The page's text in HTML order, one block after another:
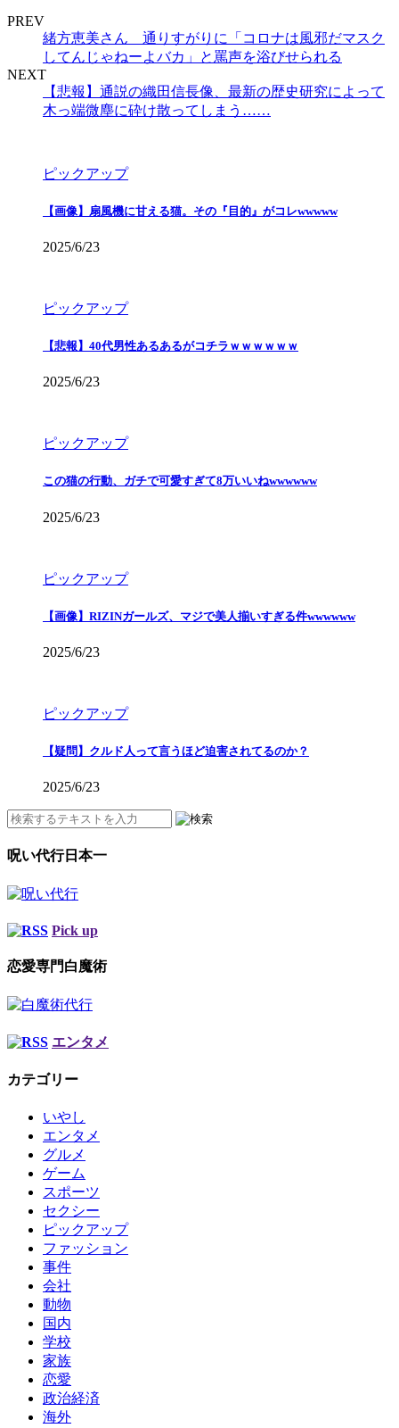
PREV
緒方恵美さん 通りすがりに「コロナは風邪だマスク
してんじゃねーよバカ」と罵声を浴びせられる
NEXT
【悲報】通説の織田信長像、最新の歴史研究によって
木っ端微塵に砕け散ってしまう……
ピックアップ
【画像】扇風機に甘える猫。その『目的』がコレwwwww
2025/6/23
ピックアップ
【悲報】40代男性あるあるがコチラｗｗｗｗｗｗ
2025/6/23
ピックアップ
この猫の行動、ガチで可愛すぎて8万いいねwwwwww
2025/6/23
ピックアップ
【画像】RIZINガールズ、マジで美人揃いすぎる件wwwwww
2025/6/23
ピックアップ
【疑問】クルド人って言うほど迫害されてるのか？
2025/6/23
呪い代行日本一
Pick up
恋愛専門白魔術
エンタメ
カテゴリー
いやし
エンタメ
グルメ
ゲーム
スポーツ
セクシー
ピックアップ
ファッション
事件
会社
動物
国内
学校
家族
恋愛
政治経済
海外